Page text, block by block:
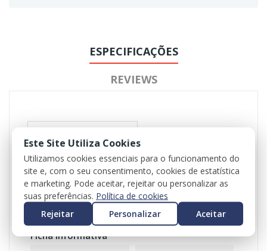
ESPECIFICAÇÕES
REVIEWS
Referência 102309
Disponível 1 Item
Ficha Informativa
Este Site Utiliza Cookies
Utilizamos cookies essenciais para o funcionamento do
site e, com o seu consentimento, cookies de estatística
e marketing. Pode aceitar, rejeitar ou personalizar as
suas preferências. Política de cookies
Rejeitar
Personalizar Aceitar